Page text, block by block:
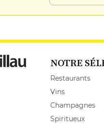
NOTRE
Restaurants
Vins
Champagnes
Spiritueux